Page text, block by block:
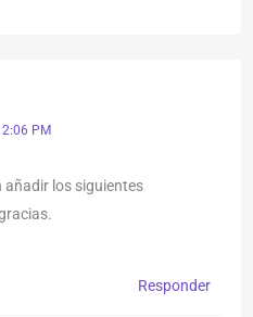
PM
los siguientes
Responder